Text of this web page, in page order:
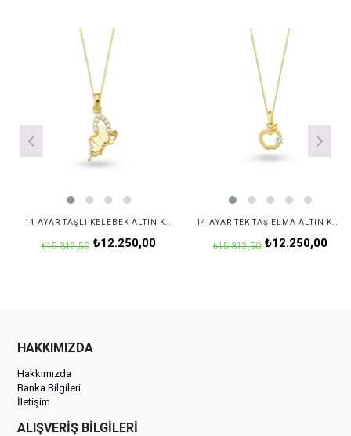
14 AYAR TAŞLI KELEBEK ALTIN KOLYE
₺12.250,00
₺15.312,50
14 AYAR TEK TAŞ ELMA ALTIN KOLYE
₺12.250,00
₺15.312,50
HAKKIMIZDA
Hakkımızda
Banka Bilgileri
İletişim
ALIŞVERİŞ BİLGİLERİ